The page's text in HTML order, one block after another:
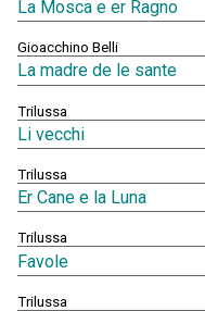
La Mosca e er Ragno
Gioacchino Belli
La madre de le sante
Trilussa
Li vecchi
Trilussa
Er Cane e la Luna
Trilussa
Favole
Trilussa